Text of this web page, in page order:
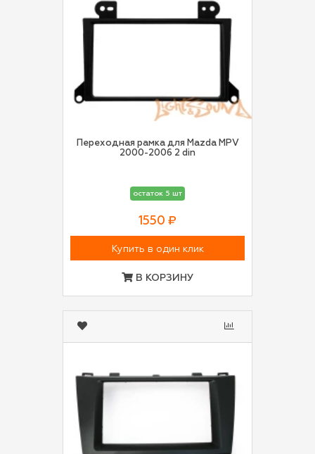
Переходная рамка для Mazda MPV
2000-2006 2 din
остаток 5 шт
1550 ₽
Купить в один клик
В КОРЗИНУ